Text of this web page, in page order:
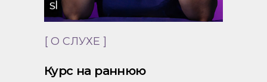
[ О СЛУХЕ ]
Курс на раннюю